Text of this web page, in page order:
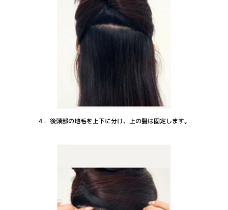
４．後頭部の地毛を上下に分け、上の髪は固定します。